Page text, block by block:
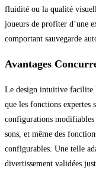
fluidité ou la qualité
joueurs de profiter d’une
comportant sauvegarde
Avantages
Le design intuitive facilite
que les fonctions expertes
configurations
sons, et même des
configurables. Une telle
divertissement validées